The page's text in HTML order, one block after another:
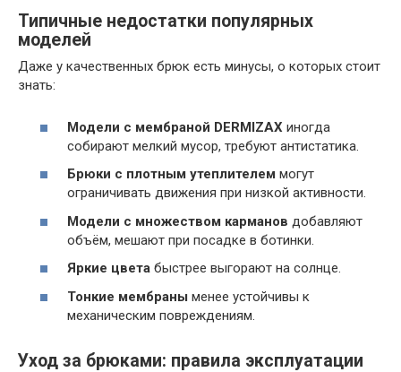
Типичные недостатки популярных
моделей
Даже у качественных брюк есть минусы, о которых стоит
знать:
Модели с мембраной DERMIZAX иногда
собирают мелкий мусор, требуют антистатика.
Брюки с плотным утеплителем могут
ограничивать движения при низкой активности.
Модели с множеством карманов добавляют
объём, мешают при посадке в ботинки.
Яркие цвета быстрее выгорают на солнце.
Тонкие мембраны менее устойчивы к
механическим повреждениям.
Уход за брюками: правила эксплуатации